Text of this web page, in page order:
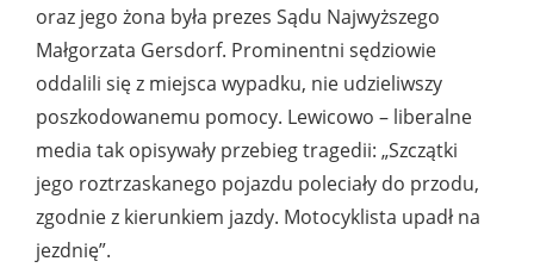
oraz jego żona była prezes Sądu Najwyższego
Małgorzata Gersdorf. Prominentni sędziowie
oddalili się z miejsca wypadku, nie udzieliwszy
poszkodowanemu pomocy. Lewicowo – liberalne
media tak opisywały przebieg tragedii: „Szczątki
jego roztrzaskanego pojazdu poleciały do przodu,
zgodnie z kierunkiem jazdy. Motocyklista upadł na
jezdnię”.